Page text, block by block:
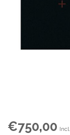
€750,00